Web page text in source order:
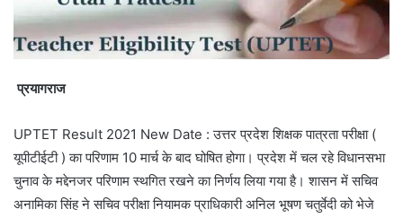
प्रयागराज
UPTET Result 2021 New Date : उत्तर प्रदेश शिक्षक पात्रता परीक्षा (
यूपीटीईटी ) का परिणाम 10 मार्च के बाद घोषित होगा। प्रदेश में चल रहे विधानसभा
चुनाव के मद्देनजर परिणाम स्थगित रखने का निर्णय लिया गया है। शासन में सचिव
अनामिका सिंह ने सचिव परीक्षा नियामक प्राधिकारी अनिल भूषण चतुर्वेदी को भेजे